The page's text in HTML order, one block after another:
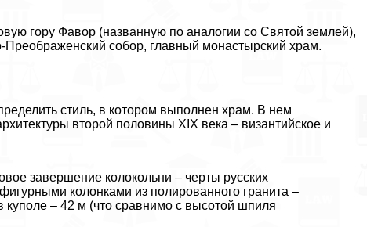
гору Фавор (названную по аналогии со Святой землей),
Преображенский собор, главный монастырский храм.
стиль, в котором выполнен храм. В нем
второй половины XIX века – византийское и
завершение колокольни – черты русских
колонками из полированного гранита –
куполе – 42 м (что сравнимо с высотой шпиля